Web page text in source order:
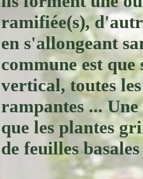
ramifiée(s),
en s'allongeant
commune est
vertical, toutes
rampantes ...
que les plantes
de feuilles